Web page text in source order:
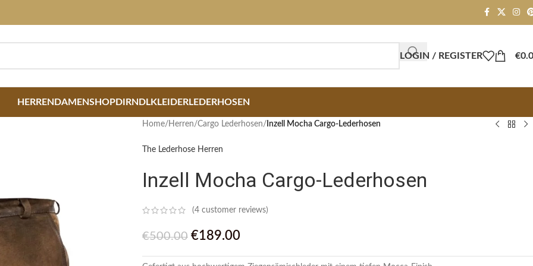
LOGIN / REGISTER €
HERREN DAMENSHOPDIRNDLKLEIDERLEDERHOSEN
Home/ Herren/Cargo Lederhosen/ Inzell Mocha Cargo-Lederhosen
The Lederhose Herren
Inzell Mocha Cargo-Lederhosen
(4 customer reviews)
€500.00 €189.00